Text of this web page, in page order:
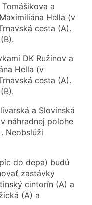
a
Hella (v
cesta (A).
DK Ružinov a
Hella (v
cesta (A).
a Slovinská
náhradnej polohe
Neobslúži
do depa) budú
zastávky
cintorín (A) a
(A) a